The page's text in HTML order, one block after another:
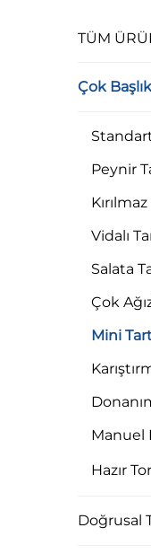
TÜM
Çok
Peynir
Kırılmaz
Vidalı
Salata
Çok
Mini
Manuel
Hazır
Doğrusal